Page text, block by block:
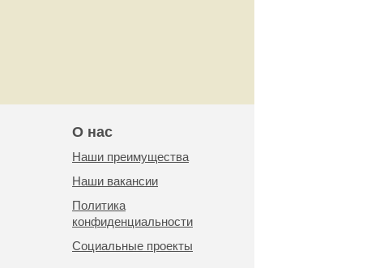
О нас
Наши преимущества
Наши вакансии
Политика
конфиденциальности
Социальные проекты